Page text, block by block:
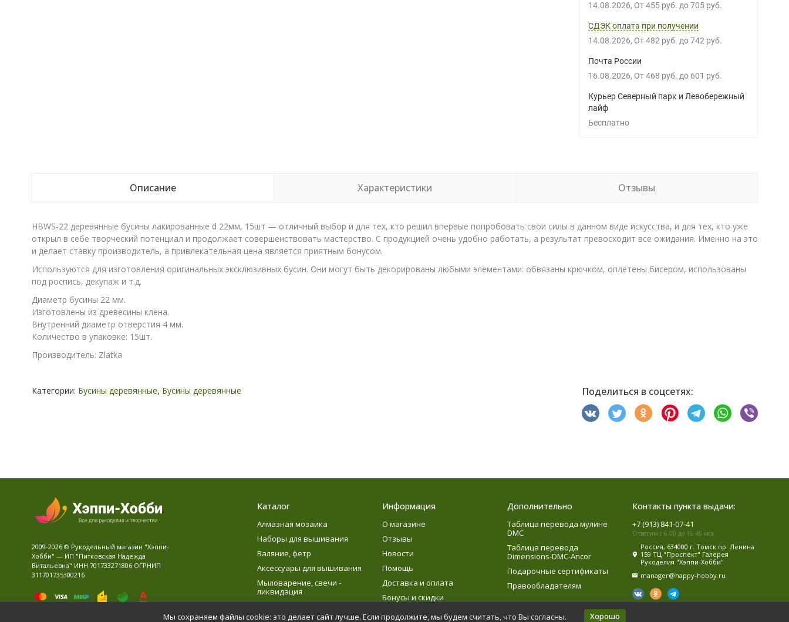
14.08.2026 От 455 руб. до 705 руб.
СДЭК оплата при получении
14.08.2026 От 482 руб. до 742 руб.
Почта России
16.08.2026 От 468 руб. до 601 руб.
Курьер Северный парк и Левобережный
лайф
Бесплатно
Описание Характеристики Отзывы
HBWS-22 деревянные бусины лакированные d 22мм, 15шт — отличный выбор и для тех, кто решил впервые попробовать свои силы в данном виде искусства, и для тех, кто уже
открыл в себе творческий потенциал и продолжает совершенствовать мастерство. С продукцией очень удобно работать, а результат превосходит все ожидания. Именно на это
и делает ставку производитель, а привлекательная цена является приятным бонусом.
Используются для изготовления оригинальных эксклюзивных бусин. Они могут быть декорированы любыми элементами: обвязаны крючком, оплетены бисером, использованы
под роспись, декупаж и т.д.
Диаметр бусины 22 мм.
Изготовлены из древесины клена.
Внутренний диаметр отверстия 4 мм.
Количество в упаковке: 15шт.
Производитель: Zlatka
Категории: Бусины деревянные, Бусины деревянные Поделиться в соцсетях:
2009-2026 © Рукодельный магазин "Хэппи-
Хобби" — ИП "Питковская Надежда
Витальевна" ИНН 701733271806 ОГРНИП
311701735300216
Каталог
Алмазная мозаика
Наборы для вышивания
Валяние, фетр
Аксессуары для вышивания
Мыловарение, свечи -
ликвидация
Информация
О магазине
Отзывы
Новости
Помощь
Доставка и оплата
Бонусы и скидки
Дополнительно
Таблица перевода мулине
DMC
Таблица перевода
Dimensions-DMC-Ancor
Подарочные сертификаты
Правообладателям
Контакты пункта выдачи:
+7 (913) 841-07-41
Ответим с 6.00 до 16.45 мск
Россия, 634000 г. Томск пр. Ленина
159 ТЦ "Проспект" Галерея
Рукоделия "Хэппи-Хобби"
manager@happy-hobby.ru
Мы сохраняем файлы cookie: это делает сайт лучше. Если продолжите, мы будем считать, что Вы согласны. Хорошо